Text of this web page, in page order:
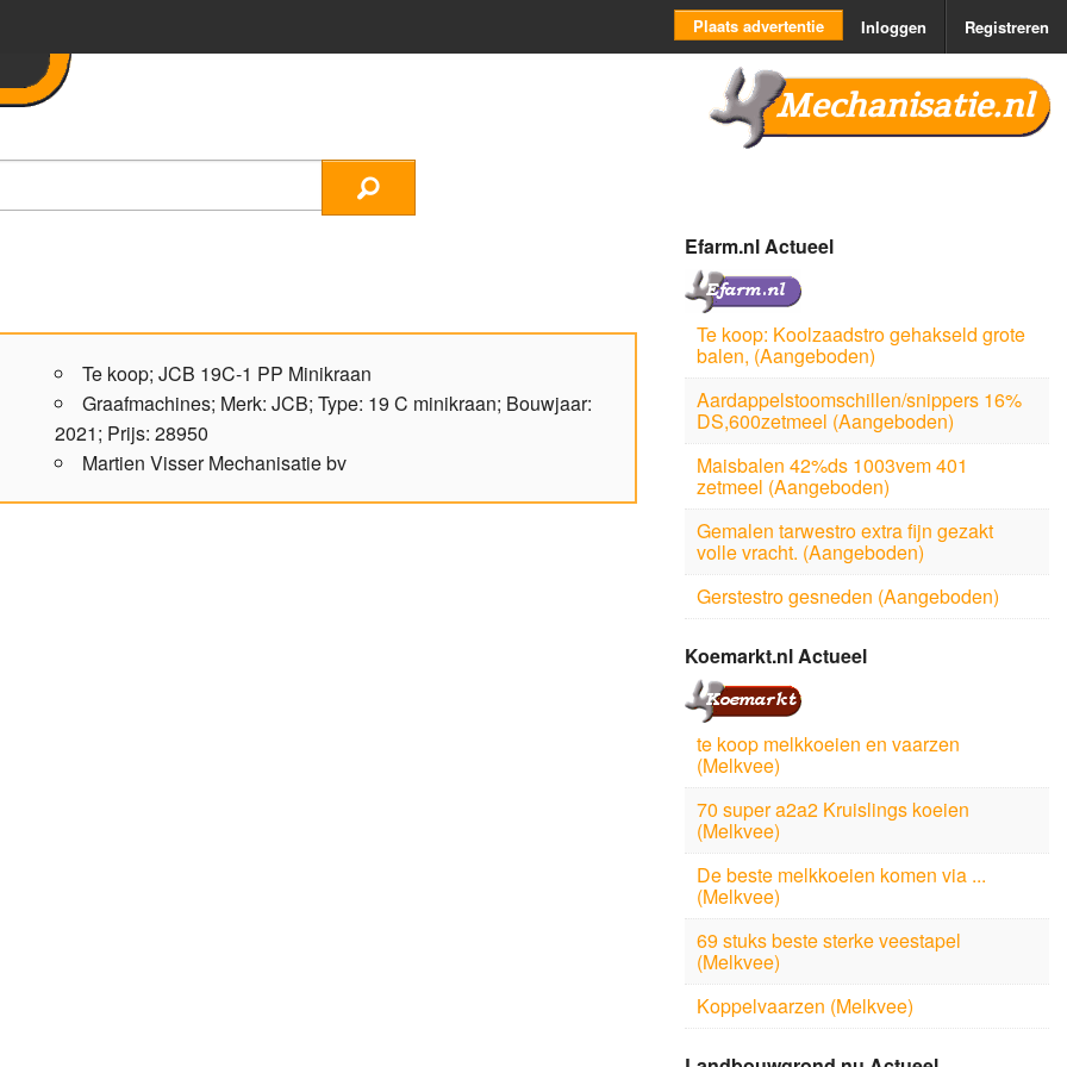
Plaats advertentie Inloggen Registreren
Mechanisatie.nl
Te koop; JCB 19C-1 PP Minikraan
Graafmachines; Merk: JCB; Type: 19 C minikraan; Bouwjaar:
2021; Prijs: 28950
Martien Visser Mechanisatie bv
Efarm.nl Actueel
Te koop: Koolzaadstro gehakseld grote
balen, (Aangeboden)
Aardappelstoomschillen/snippers 16%
DS,600zetmeel (Aangeboden)
Maisbalen 42%ds 1003vem 401
zetmeel (Aangeboden)
Gemalen tarwestro extra fijn gezakt
volle vracht. (Aangeboden)
Gerstestro gesneden (Aangeboden)
Koemarkt.nl Actueel
te koop melkkoeien en vaarzen
(Melkvee)
70 super a2a2 Kruislings koeien
(Melkvee)
De beste melkkoeien komen via ...
(Melkvee)
69 stuks beste sterke veestapel
(Melkvee)
Koppelvaarzen (Melkvee)